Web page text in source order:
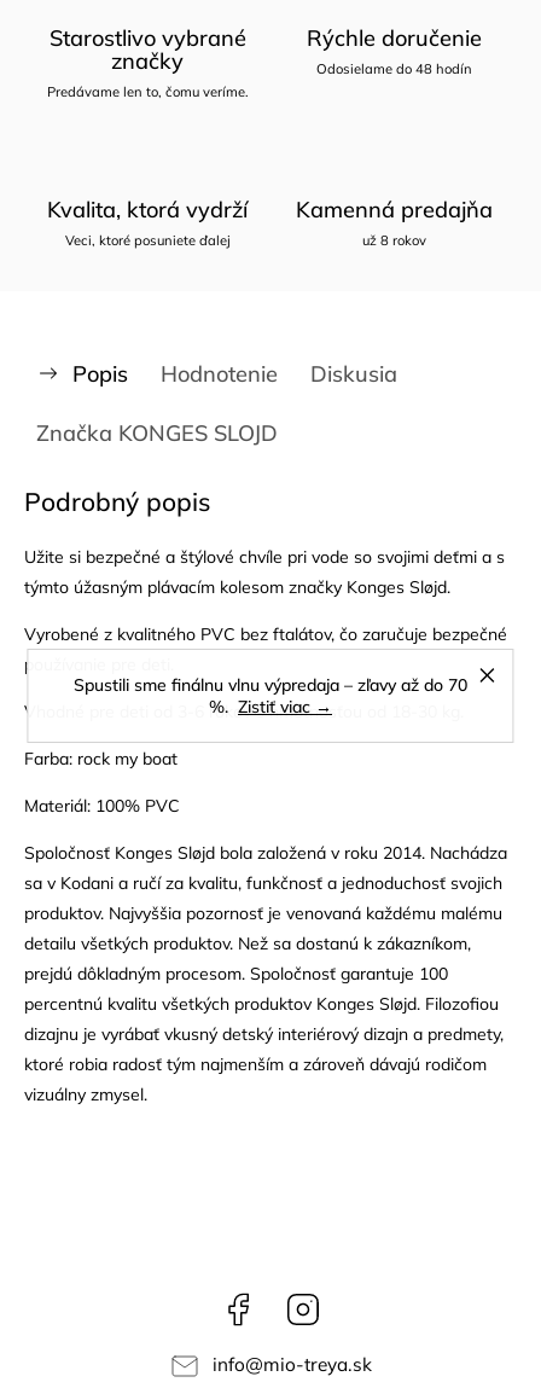
Spustili sme finálnu vlnu výpredaja – zľavy až do 70
%. Zistiť viac →
Starostlivo vybrané
značky
Predávame len to, čomu veríme.
Rýchle doručenie
Odosielame do 48 hodín
Kvalita, ktorá vydrží
Veci, ktoré posuniete ďalej
Kamenná predajňa
už 8 rokov
Popis Hodnotenie Diskusia
Značka KONGES SLOJD
Podrobný popis
Užite si bezpečné a štýlové chvíle pri vode so svojimi deťmi a s
týmto úžasným plávacím kolesom značky Konges Sløjd.
Vyrobené z kvalitného PVC bez ftalátov, čo zaručuje bezpečné
používanie pre deti.
Vhodné pre deti od 3-6 rokov s hmotnosťou od 18-30 kg.
Farba: rock my boat
Materiál: 100% PVC
Spoločnosť Konges Sløjd bola založená v roku 2014. Nachádza
sa v Kodani a ručí za kvalitu, funkčnosť a jednoduchosť svojich
produktov. Najvyššia pozornosť je venovaná každému malému
detailu všetkých produktov. Než sa dostanú k zákazníkom,
prejdú dôkladným procesom. Spoločnosť garantuje 100
percentnú kvalitu všetkých produktov Konges Sløjd. Filozofiou
dizajnu je vyrábať vkusný detský interiérový dizajn a predmety,
ktoré robia radosť tým najmenším a zároveň dávajú rodičom
vizuálny zmysel.
Facebook
info@mio-treya.sk